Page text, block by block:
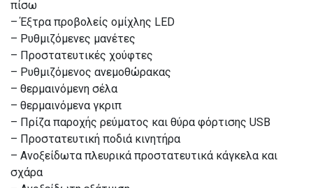
πίσω
– Έξτρα προβολείς ομίχλης LED
– Ρυθμιζόμενες μανέτες
– Προστατευτικές χούφτες
– Ρυθμιζόμενος ανεμοθώρακας
– θερμαινόμενη σέλα
– θερμαινόμενα γκριπ
– Πρίζα παροχής ρεύματος και θύρα φόρτισης USB
– Προστατευτική ποδιά κινητήρα
– Ανοξείδωτα πλευρικά προστατευτικά κάγκελα και
σχάρα